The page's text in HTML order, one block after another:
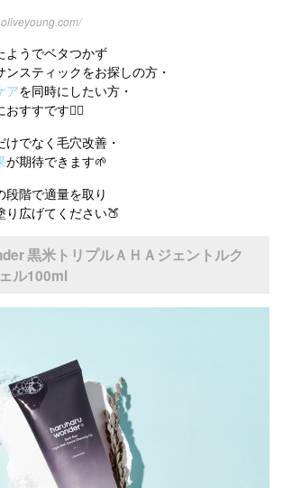
ようでベタつかず
スティックをお探しの方・
アを同時にしたい方・
すすです💁‍♀️
でなく毛穴改善・
が期待できます🌱
段階で適量を取り
り広げてください🍑
黒米トリプルＡＨＡジェントルク
ル100ml